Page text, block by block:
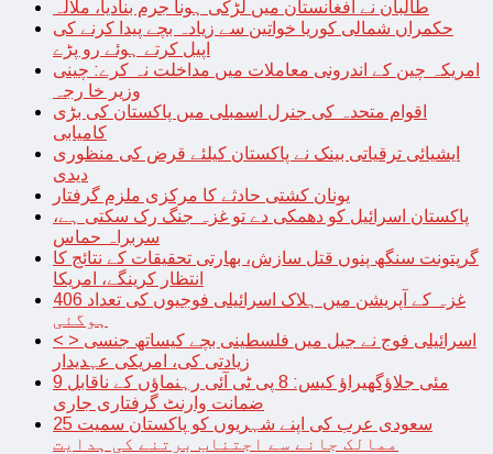
طالبان نے افغانستان میں لڑکی ہونا جرم بنادیا، ملالہ
حکمراں شمالی کوریا خواتین سے زیادہ بچے پیدا کرنے کی
اپیل کرتے ہوئے رو پڑے
امریکہ چین کے اندرونی معاملات میں مداخلت نہ کرے: چینی
وزیر خا رجہ
اقوام متحدہ کی جنرل اسمبلی میں پاکستان کی بڑی
کامیابی
ایشیائی ترقیاتی بینک نے پاکستان کیلئے قرض کی منظوری
دیدی
یونان کشتی حادثے کا مرکزی ملزم گرفتار
پاکستان اسرائیل کو دھمکی دے تو غزہ جنگ رک سکتی ہے،
سربراہ حماس
گرپتونت سنگھ پنوں قتل سازش، بھارتی تحقیقات کے نتائج کا
انتظار کرینگے، امریکا
غزہ کے آپریشن میں ہلاک اسرائیلی فوجیوں کی تعداد 406
ہوگئی
< > اسرائیلی فوج نے جیل میں فلسطینی بچے کیساتھ جنسی
زیادتی کی، امریکی عہدیدار
9 مئی جلاؤگھیراؤ کیس: 8 پی ٹی آئی رہنماؤں کے ناقابل
ضمانت وارنٹ گرفتاری جاری
سعودی عرب کی اپنے شہریوں کو پاکستان سمیت 25
ممالک جانے سے اجتناب برتنے کی ہدایت